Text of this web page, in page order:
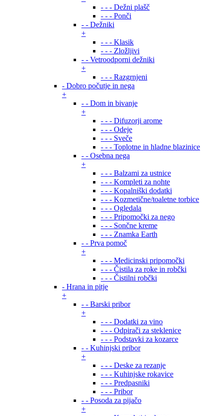
- - - Dežni plašč
- - - Ponči
- - Dežniki
+
- - - Klasik
- - - Zložljivi
- - Vetroodporni dežniki
+
- - - Razgrnjeni
- Dobro počutje in nega
+
- - Dom in bivanje
+
- - - Difuzorji arome
- - - Odeje
- - - Sveče
- - - Toplotne in hladne blazinice
- - Osebna nega
+
- - - Balzami za ustnice
- - - Kompleti za nohte
- - - Kopalniški dodatki
- - - Kozmetične/toaletne torbice
- - - Ogledala
- - - Pripomočki za nego
- - - Sončne kreme
- - - Znamka Earth
- - Prva pomoč
+
- - - Medicinski pripomočki
- - - Čistila za roke in robčki
- - - Čistilni robčki
- Hrana in pitje
+
- - Barski pribor
+
- - - Dodatki za vino
- - - Odpirači za steklenice
- - - Podstavki za kozarce
- - Kuhinjski pribor
+
- - - Deske za rezanje
- - - Kuhinjske rokavice
- - - Predpasniki
- - - Pribor
- - Posoda za pijačo
+